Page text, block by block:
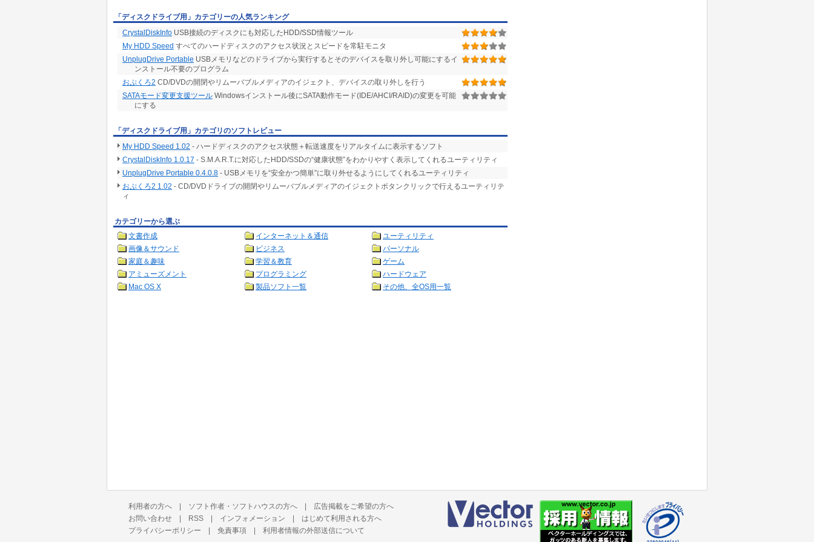
「ディスクドライブ用」カテゴリーの人気ランキング
CrystalDiskInfo USB接続のディスクにも対応したHDD/SSD情報ツール
My HDD Speed すべてのハードディスクのアクセス状況とスピードを常駐モニタ
UnplugDrive Portable USBメモリなどのドライブから実行するとそのデバイスを取り外し可能にするイ
ンストール不要のプログラム
おぷくろ2 CD/DVDの開閉やリムーバブルメディアのイジェクト、デバイスの取り外しを行う
SATAモード変更支援ツール Windowsインストール後にSATA動作モード(IDE/AHCI/RAID)の変更を可能
にする
「ディスクドライブ用」カテゴリのソフトレビュー
My HDD Speed 1.02 - ハードディスクのアクセス状態＋転送速度をリアルタイムに表示するソフト
CrystalDiskInfo 1.0.17 - S.M.A.R.T.に対応したHDD/SSDの“健康状態”をわかりやすく表示してくれるユーティリティ
UnplugDrive Portable 0.4.0.8 - USBメモリを“安全かつ簡単”に取り外せるようにしてくれるユーティリティ
おぷくろ2 1.02 - CD/DVDドライブの開閉やリムーバブルメディアのイジェクトボタンクリックで行えるユーティリテ
ィ
カテゴリーから選ぶ
文書作成
インターネット＆通信
ユーティリティ
画像＆サウンド
ビジネス
パーソナル
家庭＆趣味
学習＆教育
ゲーム
アミューズメント
プログラミング
ハードウェア
Mac OS X
製品ソフト一覧 その他、全OS用一覧
利用者の方へ | ソフト作者・ソフトハウスの方へ | 広告掲載をご希望の方へ
お問い合わせ | RSS | インフォメーション | はじめて利用される方へ
プライバシーポリシー | 免責事項 | 利用者情報の外部送信について